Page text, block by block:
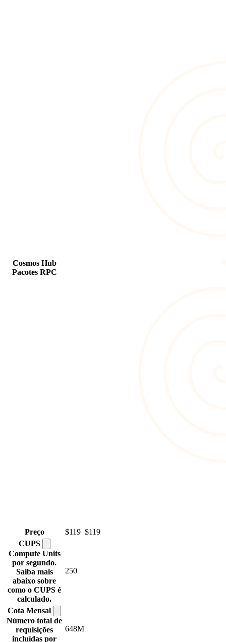
Cosmos Hub
Pacotes RPC
Preço $119 $119
CUPS
Compute Units
por segundo.
Saiba mais
abaixo sobre
como o CUPS é
calculado.
250
Cota Mensal
Número total de
requisições
incluídas por
648M